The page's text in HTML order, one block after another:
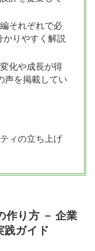
それぞれで必
かりやすく解説
化や成長が得
声を掲載してい
ィの立ち上げ
作り方 － 企業
践ガイド